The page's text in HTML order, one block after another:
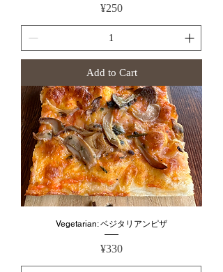
Price
¥250
Add to Cart
Vegetarian: ベジタリアンピザ
Price
¥330